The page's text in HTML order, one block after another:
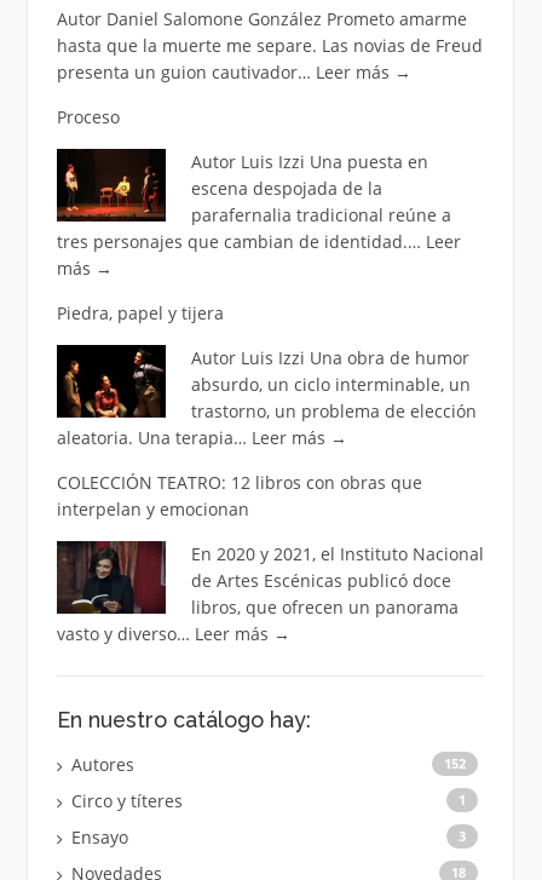
Autor Daniel Salomone González Prometo amarme
hasta que la muerte me separe. Las novias de Freud
presenta un guion cautivador… Leer más →
Proceso
Autor Luis Izzi Una puesta en
escena despojada de la
parafernalia tradicional reúne a
tres personajes que cambian de identidad.… Leer
más →
Piedra, papel y tijera
Autor Luis Izzi Una obra de humor
absurdo, un ciclo interminable, un
trastorno, un problema de elección
aleatoria. Una terapia… Leer más →
COLECCIÓN TEATRO: 12 libros con obras que
interpelan y emocionan
En 2020 y 2021, el Instituto Nacional
de Artes Escénicas publicó doce
libros, que ofrecen un panorama
vasto y diverso… Leer más →
En nuestro catálogo hay:
Autores 152
Circo y títeres 1
Ensayo 3
Novedades 18